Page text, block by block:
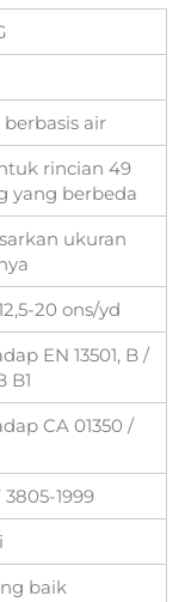
air
rincian 49
yang berbeda
ukuran
20 ons/yd
EN 13501, B /
B1
CA 01350 /
1999
baik